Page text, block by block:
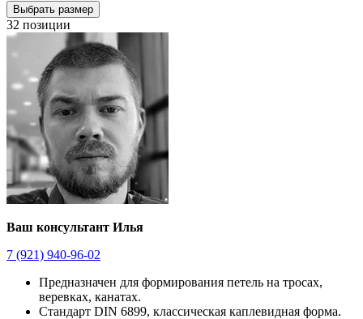
Выбрать размер
32 позиции
Ваш консультант Илья
7 (921) 940-96-02
Предназначен для формирования петель на тросах,
веревках, канатах.
Стандарт DIN 6899, классическая каплевидная форма.